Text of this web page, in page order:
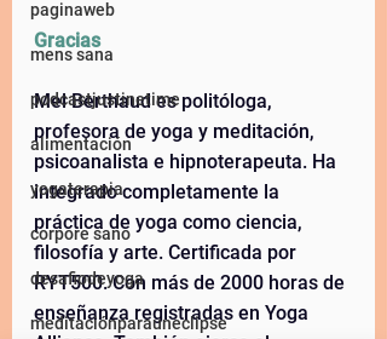
paginaweb
mens sana
podcastjustinetime
alimentación
yogaterapia
corpore sano
desafiodeyoga
meditaciónparauneclipse
Gracias
Mel Berthaud es politóloga,
profesora de yoga y meditación,
psicoanalista e hipnoterapeuta. Ha
integrado completamente la
práctica de yoga como ciencia,
filosofía y arte. Certificada por
RYT500. Con más de 2000 horas de
enseñanza registradas en Yoga